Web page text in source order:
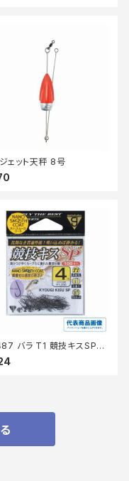
ェット天秤 8号
バラ T1 競技キスSP
セール_仕掛】